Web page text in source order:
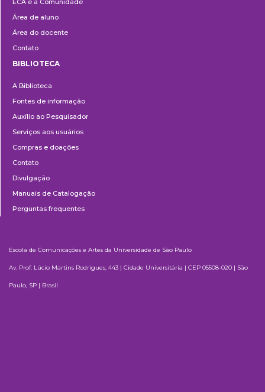
Área de aluno
Área do docente
Contato
BIBLIOTECA
A Biblioteca
Fontes de informação
Auxílio ao Pesquisador
Serviços aos usuários
Compras e doações
Contato
Divulgação
Manuais de Catalogação
Perguntas frequentes
Escola de Comunicações e Artes da Universidade de São Paulo
Av. Prof. Lúcio Martins Rodrigues, 443 | Cidade Universitária | CEP 05508-020 | São
Paulo, SP | Brasil